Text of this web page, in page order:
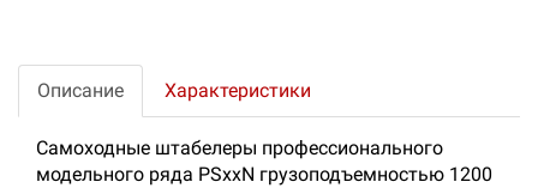
Описание Характеристики
Самоходные штабелеры профессионального
модельного ряда PSxxN грузоподъемностью 1200